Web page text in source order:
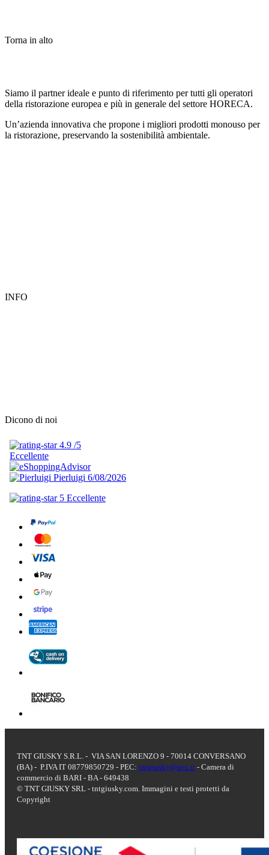
Torna in alto
Siamo il partner ideale e punto di riferimento per tutti gli operatori
della ristorazione europea e più in generale del settore HORECA.
Un’azienda innovativa che propone i migliori prodotti monouso per
la ristorazione, preservando la sostenibilità ambientale.
INFO
Dicono di noi
TNT GIUSKY S.R.L. - VIA SAN LORENZO 9 - 70014 CONVERSANO
(BA) - P.IVA IT 08779850729 - PEC: tntgiusky@pec.it - Camera di
commercio di BARI - BA - 649438
© TNT GIUSKY SRL - tntgiusky.com. Immagini e testi protetti da
Copyright